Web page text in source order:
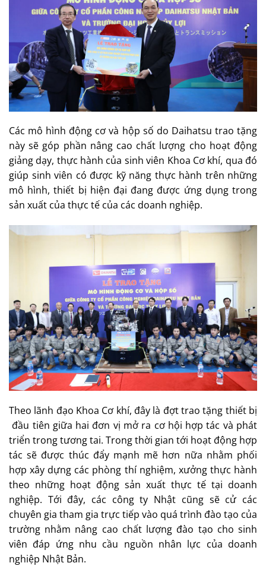
Các mô hình động cơ và hộp số do Daihatsu trao tặng
này sẽ góp phần nâng cao chất lượng cho hoạt động
giảng dạy, thực hành của sinh viên Khoa Cơ khí, qua đó
giúp sinh viên có được kỹ năng thực hành trên những
mô hình, thiết bị hiện đại đang được ứng dụng trong
sản xuất của thực tế của các doanh nghiệp.
Theo lãnh đạo Khoa Cơ khí, đây là đợt trao tặng thiết bị
đầu tiên giữa hai đơn vị mở ra cơ hội hợp tác và phát
triển trong tương tai. Trong thời gian tới hoạt động hợp
tác sẽ được thúc đẩy mạnh mẽ hơn nữa nhằm phối
hợp xây dựng các phòng thí nghiệm, xưởng thực hành
theo những hoạt động sản xuất thực tế tại doanh
nghiệp. Tới đây, các công ty Nhật cũng sẽ cử các
chuyên gia tham gia trực tiếp vào quá trình đào tạo của
trường nhằm nâng cao chất lượng đào tạo cho sinh
viên đáp ứng nhu cầu nguồn nhân lực của doanh
nghiệp Nhật Bản.